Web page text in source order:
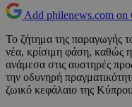
Add philenews.com on
Το ζήτημα της παραγωγής
νέα, κρίσιμη φάση, καθώς
ανάμεσα στις αυστηρές
την οδυνηρή
ζωικό κεφάλαιο της